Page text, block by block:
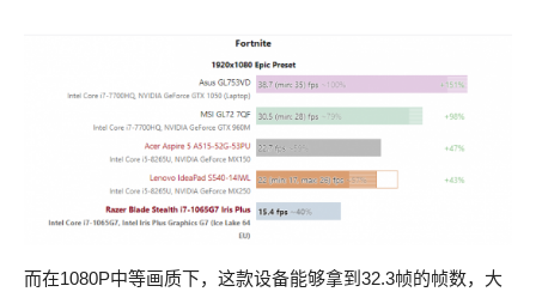
而在1080P中等画质下，这款设备能够拿到32.3帧的帧数，大